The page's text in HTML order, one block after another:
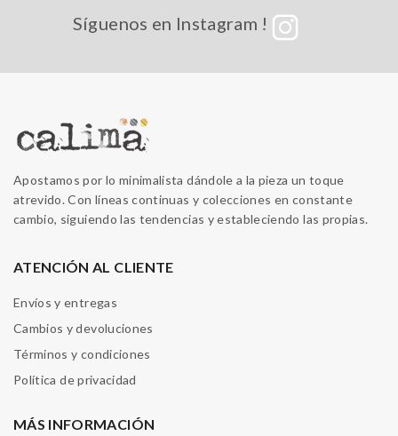
Síguenos en Instagram !
Apostamos por lo minimalista dándole a la pieza un toque
atrevido. Con líneas continuas y colecciones en constante
cambio, siguiendo las tendencias y estableciendo las propias.
ATENCIÓN AL CLIENTE
Envíos y entregas
Cambios y devoluciones
Términos y condiciones
Política de privacidad
MÁS INFORMACIÓN